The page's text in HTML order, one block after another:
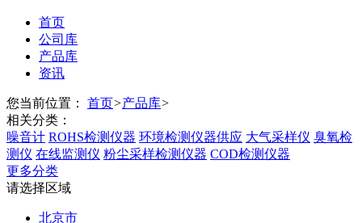
首页
公司库
产品库
资讯
您当前位置： 首页>产品库>
相关分类：
噪音计 ROHS检测仪器 环境检测仪器供应 大气采样仪 臭氧检
测仪 在线监测仪 粉尘采样检测仪器 COD检测仪器
更多分类
请选择区域
北京市